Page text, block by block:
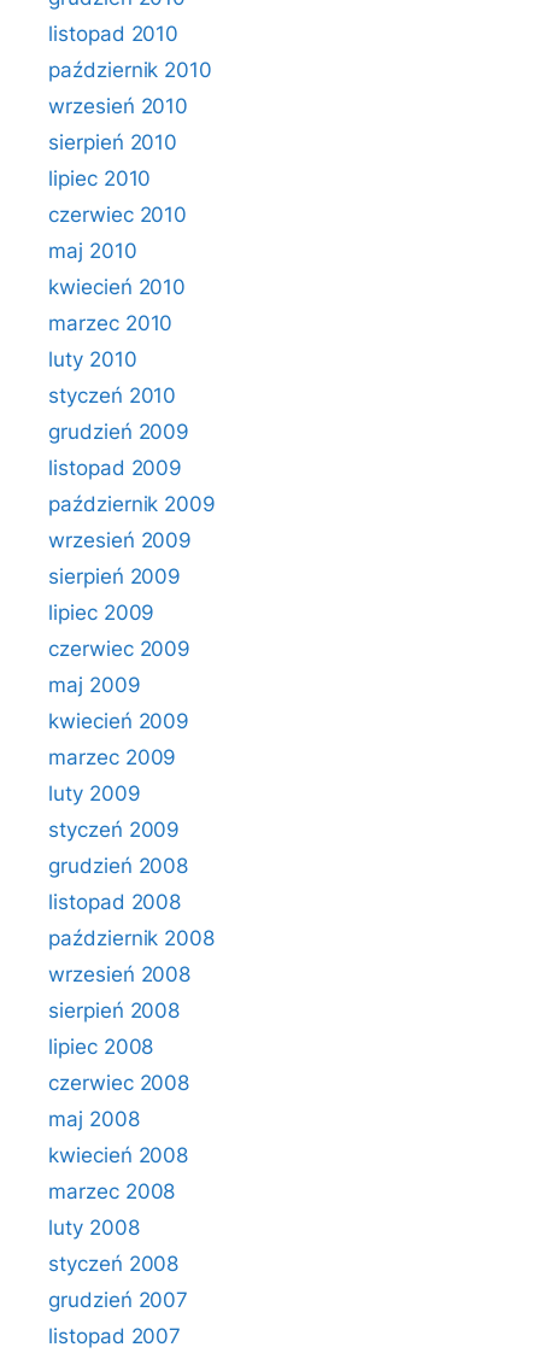
listopad 2010
październik 2010
wrzesień 2010
sierpień 2010
lipiec 2010
czerwiec 2010
maj 2010
kwiecień 2010
marzec 2010
luty 2010
styczeń 2010
grudzień 2009
listopad 2009
październik 2009
wrzesień 2009
sierpień 2009
lipiec 2009
czerwiec 2009
maj 2009
kwiecień 2009
marzec 2009
luty 2009
styczeń 2009
grudzień 2008
listopad 2008
październik 2008
wrzesień 2008
sierpień 2008
lipiec 2008
czerwiec 2008
maj 2008
kwiecień 2008
marzec 2008
luty 2008
styczeń 2008
grudzień 2007
listopad 2007